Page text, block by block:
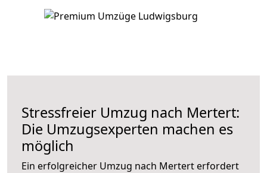
Stressfreier Umzug nach Mertert:
Die Umzugsexperten machen es
möglich
Ein erfolgreicher Umzug nach Mertert erfordert